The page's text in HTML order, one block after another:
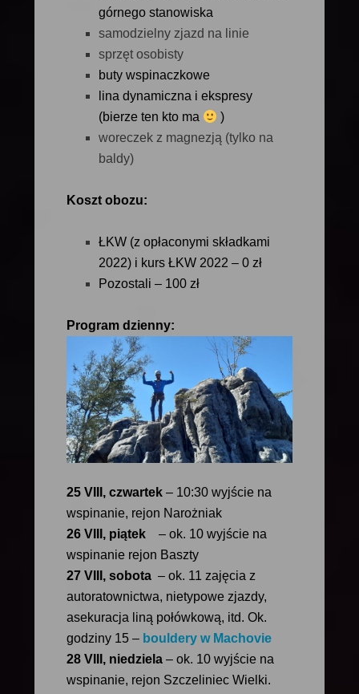
górnego stanowiska
samodzielny zjazd na linie
sprzęt osobisty
buty wspinaczkowe
lina dynamiczna i ekspresy
(bierze ten kto ma
)
woreczek z magnezją (tylko na
baldy)
Koszt obozu:
ŁKW (z opłaconymi składkami
2022) i kurs ŁKW 2022 – 0 zł
Pozostali – 100 zł
Program dzienny:
25 VIII, czwartek– 10:30 wyjście na
wspinanie, rejon Narożniak
26 VIII, piątek– ok. 10 wyjście na
wspinanie rejon Baszty
27 VIII, sobota– ok. 11 zajęcia z
autoratownictwa, nietypowe zjazdy,
asekuracja liną połówkową, itd. Ok.
godziny 15 – bouldery w Machovie
28 VIII, niedziela– ok. 10 wyjście na
wspinanie, rejon Szczeliniec Wielki.